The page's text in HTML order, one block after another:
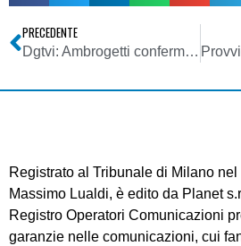
PRECEDENTE
Dgtvi: Ambrogetti confermato presidente, Viggiani segr. generale
Registrato al Tribunale di Milano nel
Massimo Lualdi, è edito da Planet
Registro Operatori Comunicazioni
garanzie nelle comunicazioni, cui